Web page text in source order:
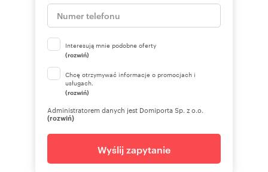
Interesują mnie podobne oferty
(rozwiń)
Chcę otrzymywać informacje o promocjach i
usługach.
(rozwiń)
Administratorem danych jest Domiporta Sp. z o.o.
(rozwiń)
Wyślij zapytanie